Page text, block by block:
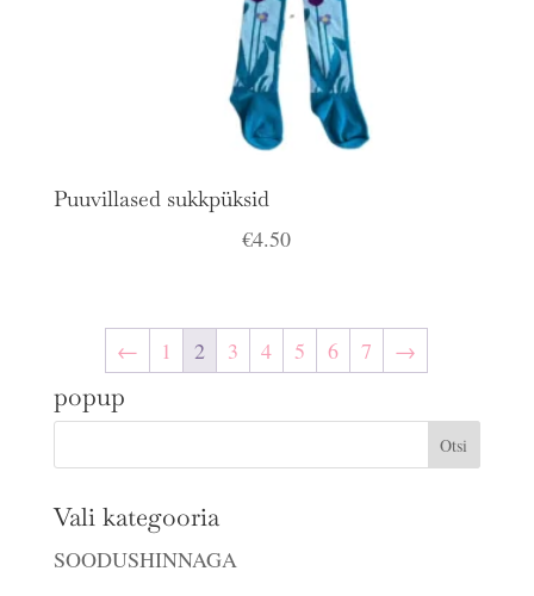
Puuvillased sukkpüksid
€4.50
← 1 2 3 4 5 6 7 →
popup
Vali kategooria
SOODUSHINNAGA